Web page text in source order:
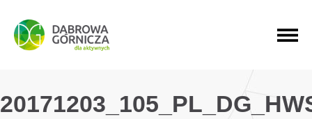
PRZEJDŹ DO MENU GŁÓWNEGO
PRZEJDŹ DO WYSZUKIWARKI
PRZEJDŹ DO TREŚCI